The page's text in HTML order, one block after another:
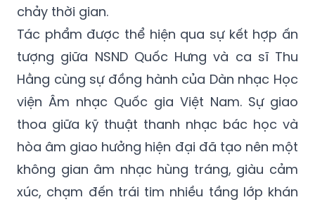
chảy thời gian.
Tác phẩm được thể hiện qua sự kết hợp ấn
tượng giữa NSND Quốc Hưng và ca sĩ Thu
Hằng cùng sự đồng hành của Dàn nhạc Học
viện Âm nhạc Quốc gia Việt Nam. Sự giao
thoa giữa kỹ thuật thanh nhạc bác học và
hòa âm giao hưởng hiện đại đã tạo nên một
không gian âm nhạc hùng tráng, giàu cảm
xúc, chạm đến trái tim nhiều tầng lớp khán